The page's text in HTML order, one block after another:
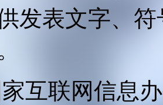
发表文字、
互联网信息